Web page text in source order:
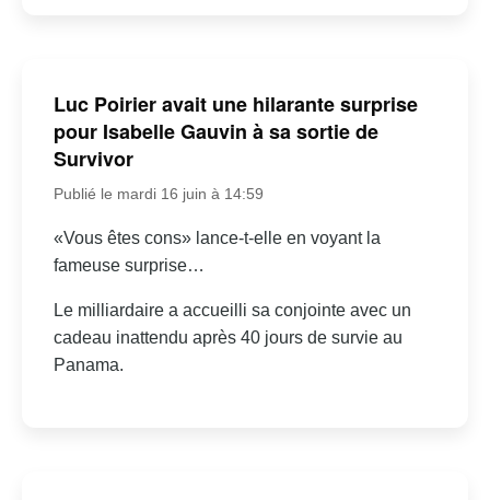
Luc Poirier avait une hilarante surprise
pour Isabelle Gauvin à sa sortie de
Survivor
Publié le mardi 16 juin à 14:59
«Vous êtes cons» lance-t-elle en voyant la
fameuse surprise…
Le milliardaire a accueilli sa conjointe avec un
cadeau inattendu après 40 jours de survie au
Panama.